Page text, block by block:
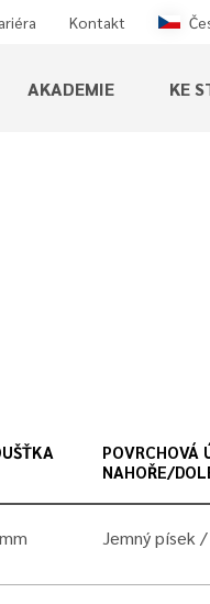
Kontakt
AKADEMIE KE
POVRCHOVÁ
NAHOŘE/
Jemný písek